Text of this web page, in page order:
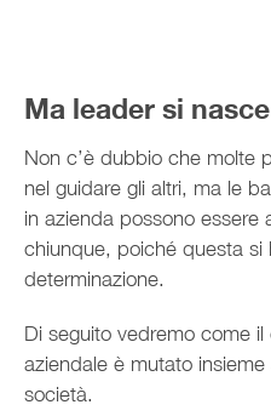
Ma leader si
Non c’è dubbio che molte
nel guidare gli altri, ma le
in azienda possono essere
chiunque, poiché questa
determinazione.
Di seguito vedremo come
aziendale è mutato
società.